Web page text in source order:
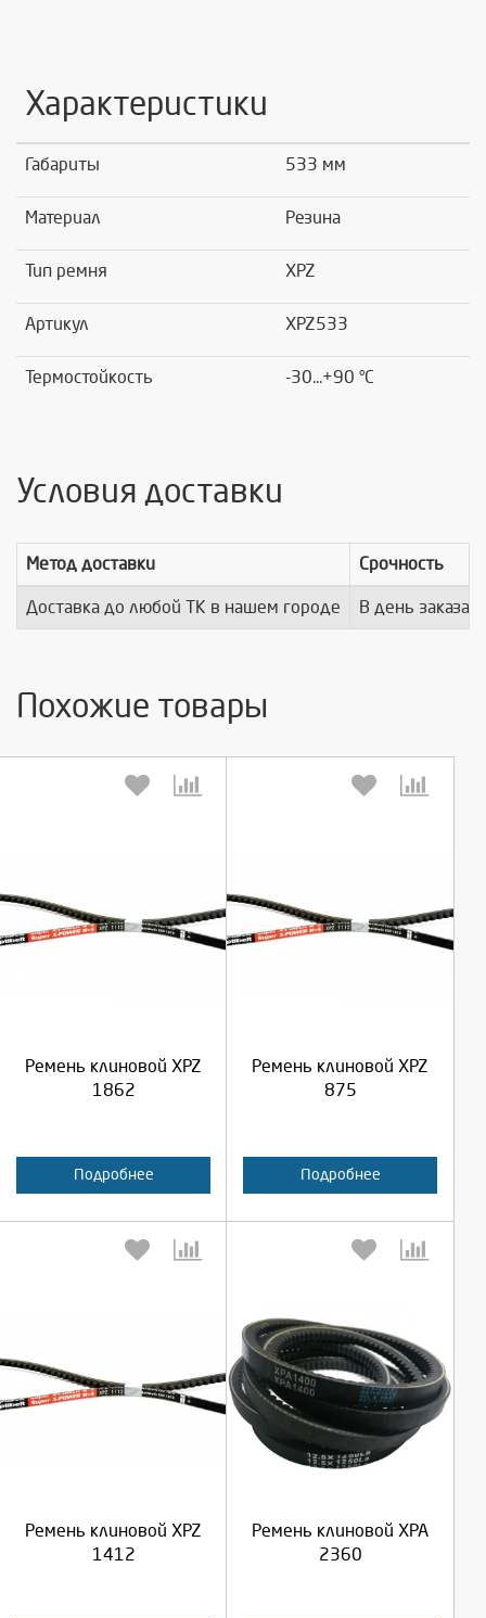
Характеристики
Габариты 533 мм
Материал Резина
Тип ремня XPZ
Артикул XPZ533
Термостойкость -30...+90 °C
Условия доставки
Метод доставки Срочность
Доставка до любой ТК в нашем городе В день заказа
Похожие товары
Ремень клиновой XPZ
1862
Подробнее
Выберите количество:
Отмена
Ремень клиновой XPZ
875
Подробнее
Выберите количество:
Отмена
Ремень клиновой XPZ
1412
Выберите количество:
Отмена
Ремень клиновой XPA
2360
Выберите количество:
Отмена